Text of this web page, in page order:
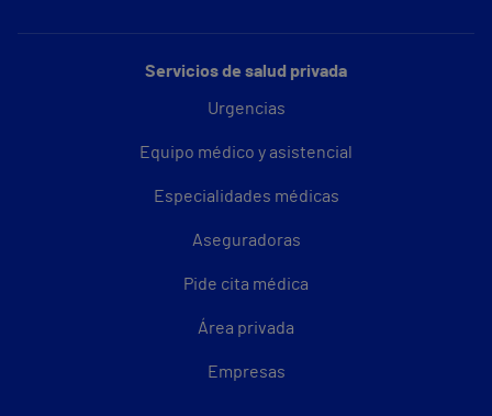
Servicios de salud privada
Urgencias
Equipo médico y asistencial
Especialidades médicas
Aseguradoras
Pide cita médica
Área privada
Empresas